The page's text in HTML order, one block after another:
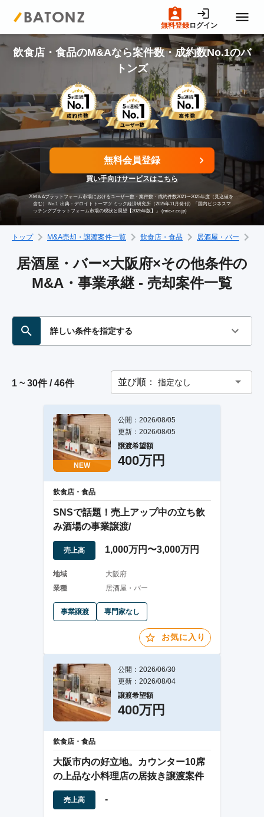
無料登録ログイン
トップページ
M&A案件一覧
売りたい方へ
買いたい方へ
成約事例
M&A専門家の方へ
飲食店・食品のM&Aなら案件数・成約数No.1のバ
トンズ
無料会員登録
買い手向けサービスはこちら
※M＆Aプラットフォーム市場におけるユーザー数・案件数・成約件数2021〜2025年度（見込値を
含む） No.1 出典：デロイトトーマツ ミック経済研究所（2025年11月発刊）「国内ビジネスマ
ッチングプラットフォーム市場の現状と展望【2025年版】」 (mic-r.co.jp)
トップ M&A売却・譲渡案件一覧 飲食店・食品 居酒屋・バー
居酒屋・バー×大阪府×その他条件の
M&A・事業承継 - 売却案件一覧
詳しい条件を指定する
1 ~ 30件 / 46件 並び順： 指定なし
NEW
公開：2026/08/05
更新：2026/08/05
譲渡希望額
400万円
飲食店・食品
SNSで話題！売上アップ中の立ち飲
み酒場の事業譲渡/
売上高 1,000万円〜3,000万円
地域
大阪府
業種
居酒屋・バー
事業譲渡 専門家なし
お気に入り
公開：2026/06/30
更新：2026/08/04
譲渡希望額
400万円
飲食店・食品
大阪市内の好立地。カウンター10席
の上品な小料理店の居抜き譲渡案件
売上高 -